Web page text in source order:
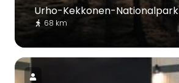
Urho-Kekkonen-Nationalpark
68 km